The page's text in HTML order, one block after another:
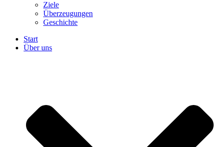
Ziele
Überzeugungen
Geschichte
Start
Über uns